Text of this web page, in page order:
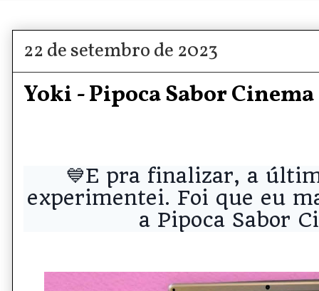
22 de setembro de 2023
Yoki - Pipoca Sabor Cinema
💙E pra finalizar, a
experimentei. Foi que eu
a Pipoca Sabor